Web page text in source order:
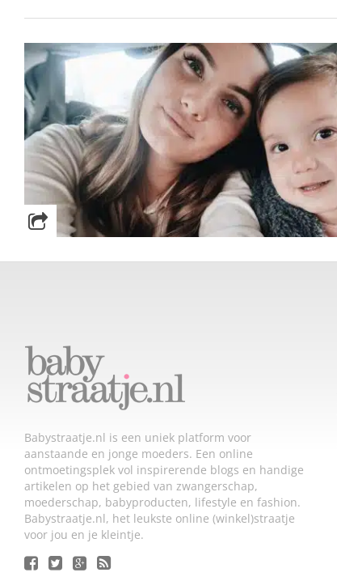
Babystraatje.nl is een uniek platform voor
aanstaande en jonge moeders. Een online
ontmoetingsplek vol inspirerende blogs en handige
artikelen op het gebied van zwangerschap,
moederschap, babyproducten, lifestyle en fashion.
Babystraatje.nl, het leukste online (winkel)straatje
voor jou en je kleintje.